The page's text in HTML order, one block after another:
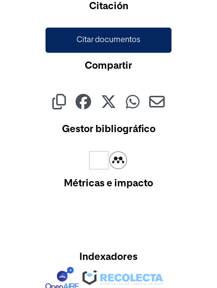
Citación
Citar documentos
Compartir
Gestor bibliográfico
Métricas e impacto
Indexadores